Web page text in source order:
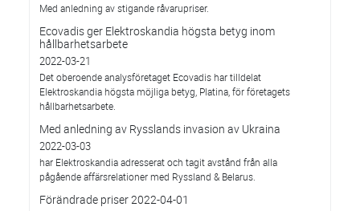
Med anledning av stigande råvarupriser.
Ecovadis ger Elektroskandia högsta betyg inom
hållbarhetsarbete
2022-03-21
Det oberoende analysföretaget Ecovadis har tilldelat
Elektroskandia högsta möjliga betyg, Platina, för företagets
hållbarhetsarbete.
Med anledning av Rysslands invasion av Ukraina
2022-03-03
har Elektroskandia adresserat och tagit avstånd från alla
pågående affärsrelationer med Ryssland & Belarus.
Förändrade priser 2022-04-01